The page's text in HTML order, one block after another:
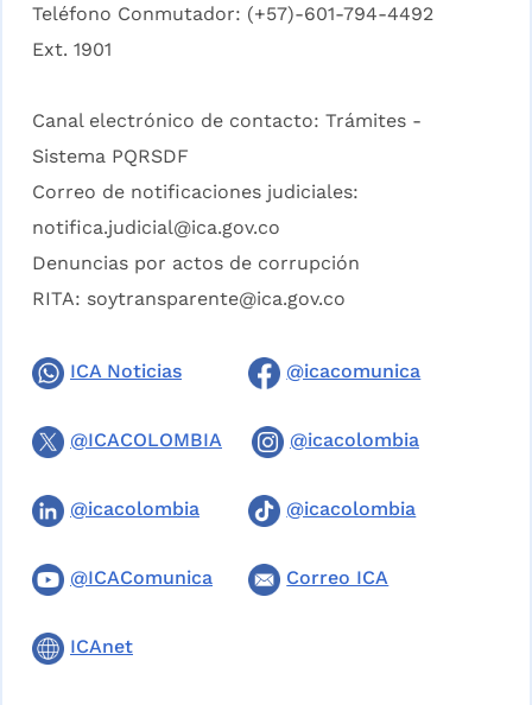
Teléfono Conmutador: (+57)-601-794-4492
Ext. 1901
Canal electrónico de contacto: Trámites -
Sistema PQRSDF
Correo de notificaciones judiciales:
notifica.judicial@ica.gov.co
Denuncias por actos de corrupción
RITA: soytransparente@ica.gov.co
ICA Noticias @icacomunica
@ICACOLOMBIA @icacolombia
@icacolombia @icacolombia
@ICAComunica Correo ICA
ICAnet